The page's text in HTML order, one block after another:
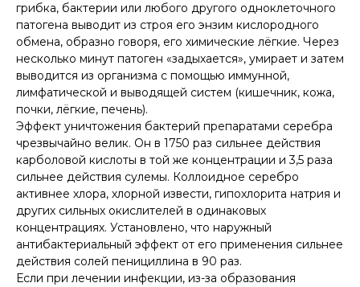
грибка, бактерии или любого другого одноклеточного
патогена выводит из строя его энзим кислородного
обмена, образно говоря, его химические лёгкие. Через
несколько минут патоген «задыхается», умирает и затем
выводится из организма с помощью иммунной,
лимфатической и выводящей систем (кишечник, кожа,
почки, лёгкие, печень).
Эффект уничтожения бактерий препаратами серебра
чрезвычайно велик. Он в 1750 раз сильнее действия
карболовой кислоты в той же концентрации и 3,5 раза
сильнее действия сулемы. Коллоидное серебро
активнее хлора, хлорной извести, гипохлорита натрия и
других сильных окислителей в одинаковых
концентрациях. Установлено, что наружный
антибактериальный эффект от его применения сильнее
действия солей пенициллина в 90 раз.
Если при лечении инфекции, из-за образования